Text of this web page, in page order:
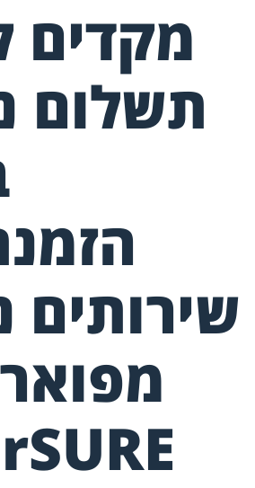
מקדים
תשלום
שירותים